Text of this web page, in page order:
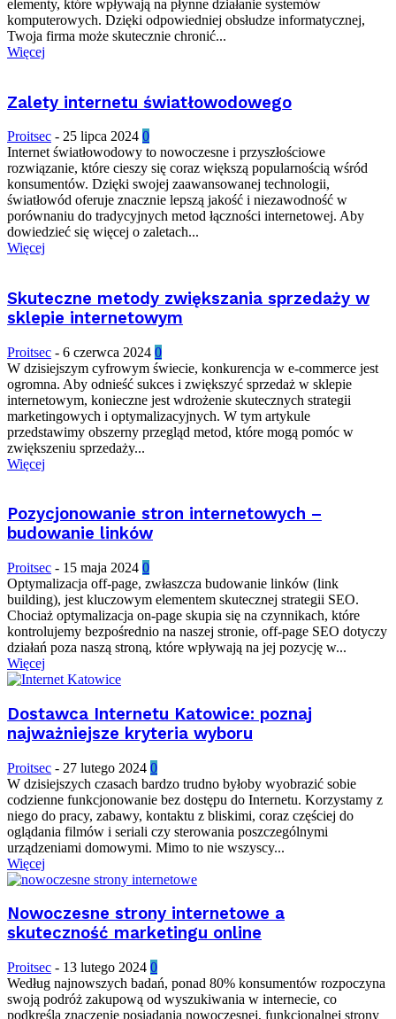
elementy, które wpływają na płynne działanie systemów
komputerowych. Dzięki odpowiedniej obsłudze informatycznej,
Twoja firma może skutecznie chronić...
Więcej
Zalety internetu światłowodowego
Proitsec - 25 lipca 2024 0
Internet światłowodowy to nowoczesne i przyszłościowe
rozwiązanie, które cieszy się coraz większą popularnością wśród
konsumentów. Dzięki swojej zaawansowanej technologii,
światłowód oferuje znacznie lepszą jakość i niezawodność w
porównaniu do tradycyjnych metod łączności internetowej. Aby
dowiedzieć się więcej o zaletach...
Więcej
Skuteczne metody zwiększania sprzedaży w
sklepie internetowym
Proitsec - 6 czerwca 2024 0
W dzisiejszym cyfrowym świecie, konkurencja w e-commerce jest
ogromna. Aby odnieść sukces i zwiększyć sprzedaż w sklepie
internetowym, konieczne jest wdrożenie skutecznych strategii
marketingowych i optymalizacyjnych. W tym artykule
przedstawimy obszerny przegląd metod, które mogą pomóc w
zwiększeniu sprzedaży...
Więcej
Pozycjonowanie stron internetowych –
budowanie linków
Proitsec - 15 maja 2024 0
Optymalizacja off-page, zwłaszcza budowanie linków (link
building), jest kluczowym elementem skutecznej strategii SEO.
Chociaż optymalizacja on-page skupia się na czynnikach, które
kontrolujemy bezpośrednio na naszej stronie, off-page SEO dotyczy
działań poza naszą stroną, które wpływają na jej pozycję w...
Więcej
Dostawca Internetu Katowice: poznaj
najważniejsze kryteria wyboru
Proitsec - 27 lutego 2024 0
W dzisiejszych czasach bardzo trudno byłoby wyobrazić sobie
codzienne funkcjonowanie bez dostępu do Internetu. Korzystamy z
niego do pracy, zabawy, kontaktu z bliskimi, coraz częściej do
oglądania filmów i seriali czy sterowania poszczególnymi
urządzeniami domowymi. Mimo to nie wszyscy...
Więcej
Nowoczesne strony internetowe a
skuteczność marketingu online
Proitsec - 13 lutego 2024 0
Według najnowszych badań, ponad 80% konsumentów rozpoczyna
swoją podróż zakupową od wyszukiwania w internecie, co
podkreśla znaczenie posiadania nowoczesnej, funkcjonalnej strony